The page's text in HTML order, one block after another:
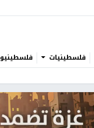
فلسطينيات فلسطينيو 48